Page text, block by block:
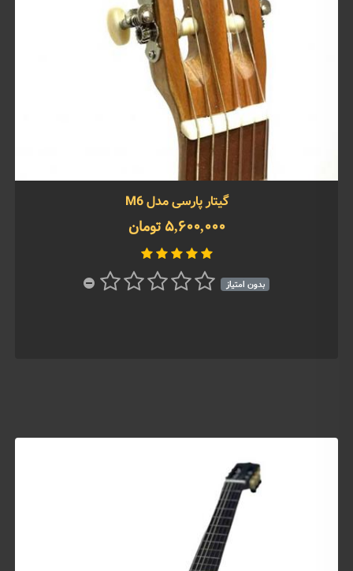
گیتار پارسی مدل M6
5,600,000 تومان
بدون امتیاز